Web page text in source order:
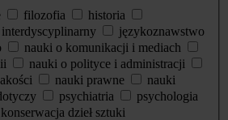
filozofia
historia
interdyscyplinarny
językoznawstwo
nauki o komunikacji i mediach
nauki o polityce i administracji
nauki prawne
nauki
psychiatria
psychologia
dzieł sztuki